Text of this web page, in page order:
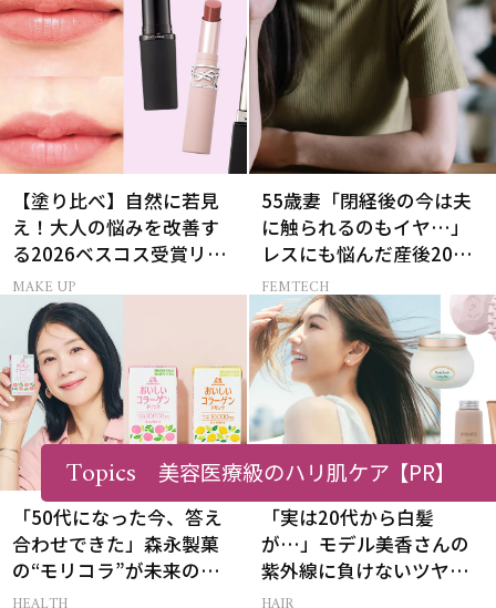
【塗り比べ】自然に若見
え！大人の悩みを改善す
る2026ベスコス受賞リッ
プTOP3
MAKE UP
55歳妻「閉経後の今は夫
に触られるのもイヤ…」
レスにも悩んだ産後20年
の葛藤
FEMTECH
「50代になった今、答え
合わせできた」森永製菓
の“モリコラ”が未来のキ
レイを連れてくる！
「実は20代から白髪
が…」モデル美香さんの
紫外線に負けないツヤ美
髪ケア
Topics 美容医療級のハリ肌ケア【PR】